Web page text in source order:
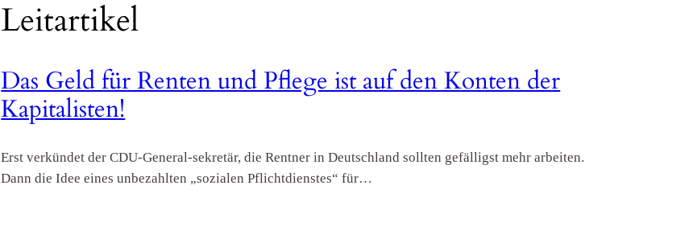
Leitartikel
Das Geld für Renten und Pflege ist auf den Konten der
Kapitalisten!
Erst verkündet der CDU-General-sekretär, die Rentner in Deutschland sollten gefälligst mehr arbeiten.
Dann die Idee eines unbezahlten „sozialen Pflichtdienstes“ für…